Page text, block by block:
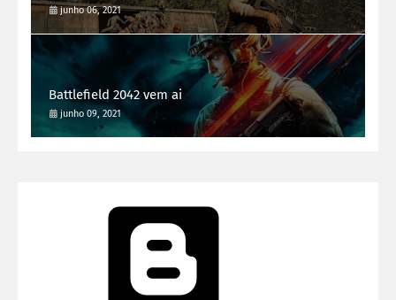
junho 06, 2021
Battlefield 2042 vem ai
junho 09, 2021